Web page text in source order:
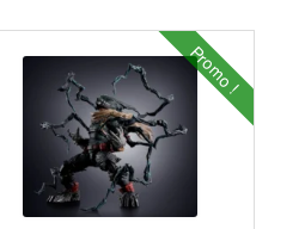
Promo !